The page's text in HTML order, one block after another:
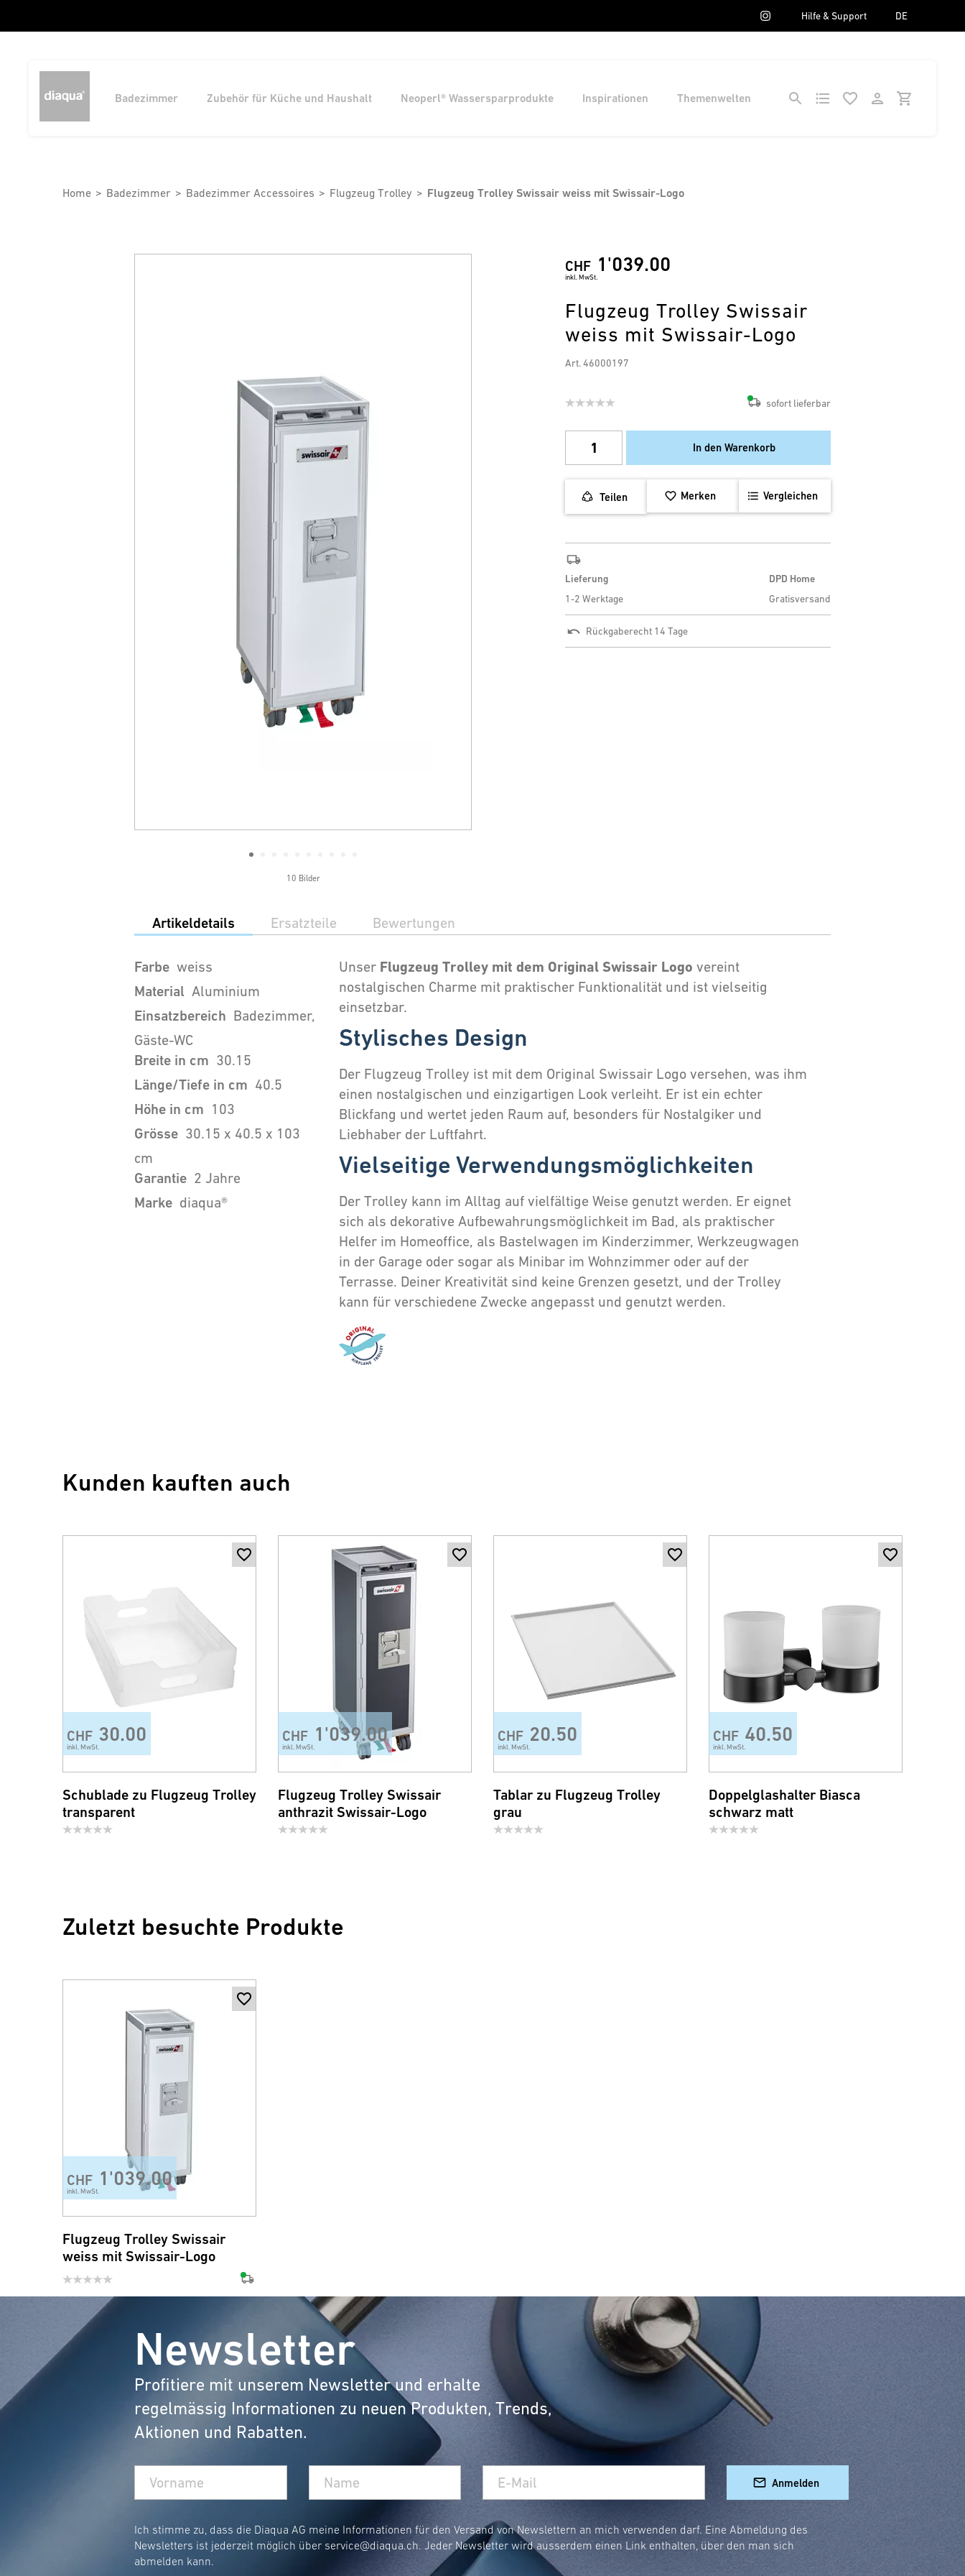
Hilfe & Support DE
Badezimmer Zubehör für Küche und Haushalt Neoperl® Wassersparprodukte Inspirationen Themenwelten
Home Badezimmer Badezimmer Accessoires Flugzeug Trolley Flugzeug Trolley Swissair weiss mit Swissair-Logo
10 Bilder
CHF 1'039.00
inkl. MwSt.
Flugzeug Trolley Swissair
weiss mit Swissair-Logo
Art. 46000197
sofort lieferbar
In den Warenkorb
Teilen Merken Vergleichen
Lieferung
1-2 Werktage
DPD Home
Gratisversand
Rückgaberecht 14 Tage
Artikeldetails Ersatzteile Bewertungen
Farbe weiss
Material Aluminium
Einsatzbereich Badezimmer,
Gäste-WC
Breite in cm 30.15
Länge/Tiefe in cm 40.5
Höhe in cm 103
Grösse 30.15 x 40.5 x 103
cm
Garantie 2 Jahre
Marke diaqua®
Unser Flugzeug Trolley mit dem Original Swissair Logo vereint
nostalgischen Charme mit praktischer Funktionalität und ist vielseitig
einsetzbar.
Stylisches Design
Der Flugzeug Trolley ist mit dem Original Swissair Logo versehen, was ihm
einen nostalgischen und einzigartigen Look verleiht. Er ist ein echter
Blickfang und wertet jeden Raum auf, besonders für Nostalgiker und
Liebhaber der Luftfahrt.
Vielseitige Verwendungsmöglichkeiten
Der Trolley kann im Alltag auf vielfältige Weise genutzt werden. Er eignet
sich als dekorative Aufbewahrungsmöglichkeit im Bad, als praktischer
Helfer im Homeoffice, als Bastelwagen im Kinderzimmer, Werkzeugwagen
in der Garage oder sogar als Minibar im Wohnzimmer oder auf der
Terrasse. Deiner Kreativität sind keine Grenzen gesetzt, und der Trolley
kann für verschiedene Zwecke angepasst und genutzt werden.
Kunden kauften auch
CHF 30.00
inkl. MwSt.
Schublade zu Flugzeug Trolley
transparent
CHF 1'039.00
inkl. MwSt.
Flugzeug Trolley Swissair
anthrazit Swissair-Logo
CHF 20.50
inkl. MwSt.
Tablar zu Flugzeug Trolley
grau
CHF 40.50
inkl. MwSt.
Doppelglashalter Biasca
schwarz matt
Zuletzt besuchte Produkte
CHF 1'039.00
inkl. MwSt.
Flugzeug Trolley Swissair
weiss mit Swissair-Logo
Newsletter
Profitiere mit unserem Newsletter und erhalte
regelmässig Informationen zu neuen Produkten, Trends,
Aktionen und Rabatten.
Anmelden
Ich stimme zu, dass die Diaqua AG meine Informationen für den Versand von Newslettern an mich verwenden darf. Eine Abmeldung des
Newsletters ist jederzeit möglich über service@diaqua.ch. Jeder Newsletter wird ausserdem einen Link enthalten, über den man sich
abmelden kann.